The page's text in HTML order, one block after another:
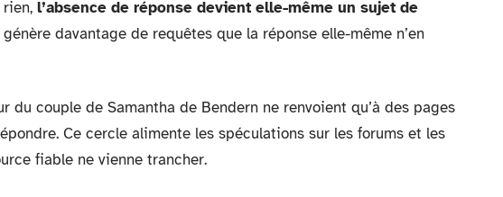
l’absence de réponse devient elle-même un sujet de
davantage de requêtes que la réponse elle-même n’en
du couple de Samantha de Bendern ne renvoient qu’à des pages
Ce cercle alimente les spéculations sur les forums et les
fiable ne vienne trancher.